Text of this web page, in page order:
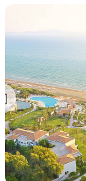
Previous